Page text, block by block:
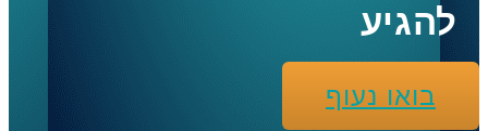
להגיע
בואו נעוף